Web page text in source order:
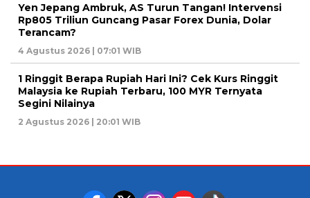
Yen Jepang Ambruk, AS Turun Tangan! Intervensi
Rp805 Triliun Guncang Pasar Forex Dunia, Dolar
Terancam?
4 Agustus 2026 | 07:01 WIB
1 Ringgit Berapa Rupiah Hari Ini? Cek Kurs Ringgit
Malaysia ke Rupiah Terbaru, 100 MYR Ternyata
Segini Nilainya
2 Agustus 2026 | 20:01 WIB